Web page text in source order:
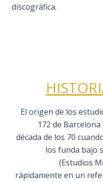
discográfica.
El origen de los
172 de
década de los 70
los funda bajo
(Estudios
rápidamente en un